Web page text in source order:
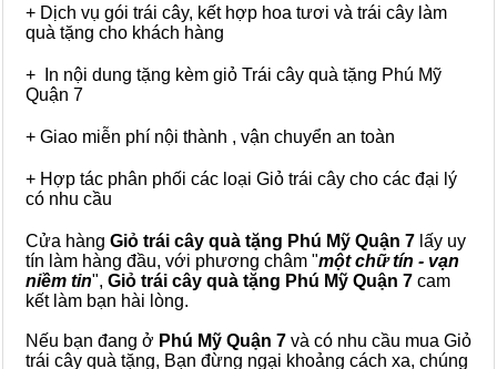
+ Dịch vụ gói trái cây, kết hợp hoa tươi và trái cây làm
quà tặng cho khách hàng
+ In nội dung tặng kèm giỏ Trái cây quà tặng Phú Mỹ
Quận 7
+ Giao miễn phí nội thành , vận chuyển an toàn
+ Hợp tác phân phối các loại Giỏ trái cây cho các đại lý
có nhu cầu
Cửa hàng Giỏ trái cây quà tặng Phú Mỹ Quận 7 lấy uy
tín làm hàng đầu, với phương châm "một chữ tín - vạn
niềm tin", Giỏ trái cây quà tặng Phú Mỹ Quận 7 cam
kết làm bạn hài lòng.
Nếu bạn đang ở Phú Mỹ Quận 7 và có nhu cầu mua Giỏ
trái cây quà tặng, Bạn đừng ngại khoảng cách xa, chúng